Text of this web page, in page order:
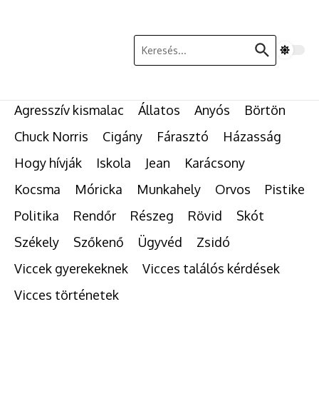
Keresés:
Agresszív kismalac Állatos Anyós
Börtön
Chuck Norris
Cigány Fárasztó
Házasság
Hogy hívják
Iskola Jean
Karácsony
Kocsma
Móricka Munkahely Orvos
Pistike
Politika
Rendőr Részeg Rövid
Skót
Székely
Szőkenő Ügyvéd
Zsidó
Viccek gyerekeknek
Vicces találós kérdések
Vicces történetek